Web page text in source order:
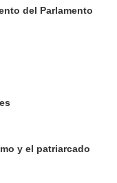
del Parlamento
y el patriarcado